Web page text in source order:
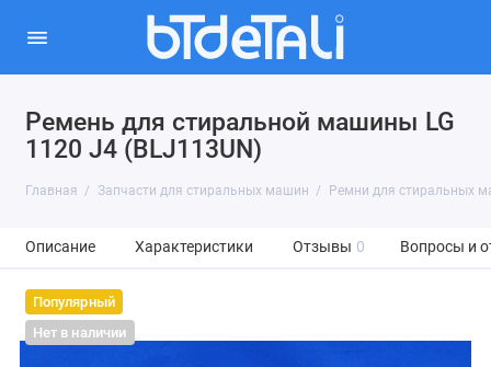
Ремень для стиральной машины LG
1120 J4 (BLJ113UN)
Главная Запчасти для стиральных машин Ремни для стиральных
Описание Характеристики Отзывы 0 Вопросы и
Популярный
Нет в наличии